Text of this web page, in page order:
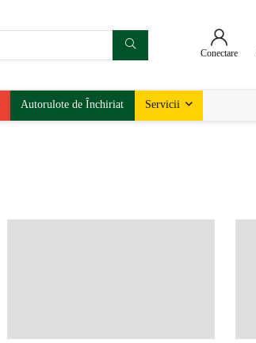
Conectare
Autorulote de Închiriat Servicii